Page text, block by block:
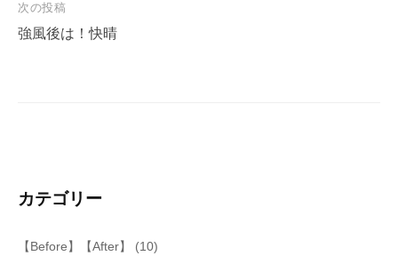
ビ
ゲ
次の投稿
強風後は！快晴
カテゴリー
【Before】【After】 (10)